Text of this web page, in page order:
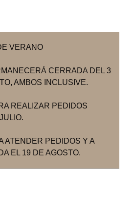
VERANO
CERRADA DEL 3
AMBOS INCLUSIVE.
REALIZAR PEDIDOS
ATENDER PEDIDOS Y A
EL 19 DE AGOSTO.